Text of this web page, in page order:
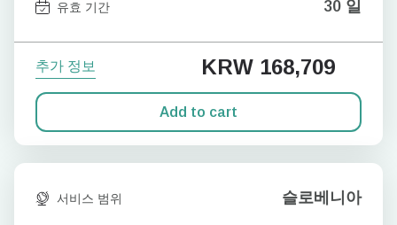
유효 기간 30 일
추가 정보 KRW 168,709
Add to cart
서비스 범위 슬로베니아